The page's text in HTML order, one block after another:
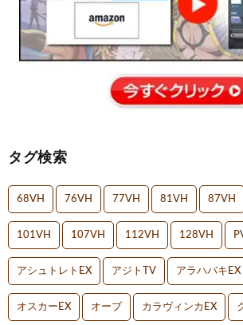
タグ検索
68VH 76VH 77VH 81VH 87VH
101VH 107VH 112VH 128VH
アシュトレトEX アジトTV アラハバキEX
オスカーEX オーブ カラヴィンカEX